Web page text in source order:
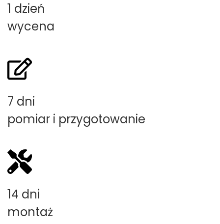
1 dzień
wycena
7 dni
pomiar i przygotowanie
14 dni
montaż